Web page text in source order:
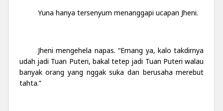
Yuna hanya tersenyum menanggapi ucapan Jheni.
Jheni mengehela napas. “Emang ya, kalo takdirnya
udah jadi Tuan Puteri, bakal tetep jadi Tuan Puteri walau
banyak orang yang nggak suka dan berusaha merebut
tahta.”